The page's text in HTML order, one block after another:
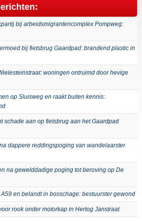
bij arbeidsmigrantencomplex Pompweg:
bij fietsbrug Gaardpad: brandend plastic in
woningen ontruimd door hevige
op Sluisweg en raakt buiten kennis:
schade aan op fietsbrug aan het Gaardpad
dappere reddingspoging van wandelaarster
na gewelddadige poging tot beroving op De
en belandt in bosschage: bestuurster gewond
rook onder motorkap in Hertog Janstraat